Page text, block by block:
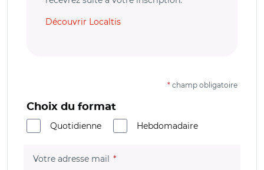
Découvrir Localtis
* champ obligatoire
Choix du format
Quotidienne
Hebdomadaire
Votre adresse mail (champ obligatoire)